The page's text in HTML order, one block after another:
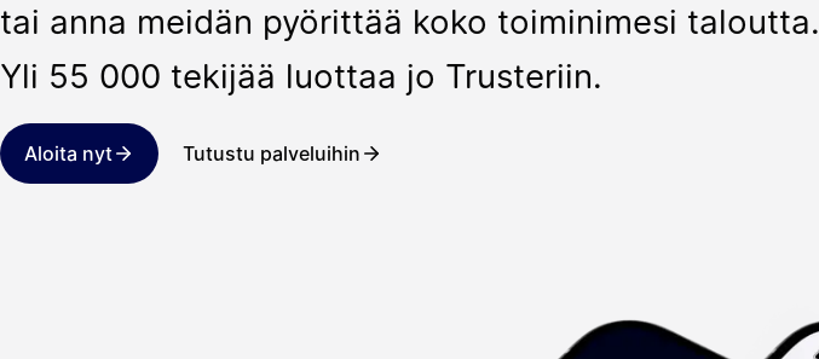
tai anna meidän pyörittää koko toiminimesi taloutta.
Yli 55 000 tekijää luottaa jo Trusteriin.
Aloita nyt Tutustu palveluihin